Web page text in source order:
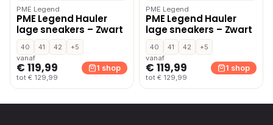
PME Legend
PME Legend Hauler
lage sneakers – Zwart
40 41 42
+5
vanaf
€ 119,99
tot € 129,99
1 shop
PME Legend
PME Legend Hauler
lage sneakers – Zwart
40 41 42
+5
vanaf
€ 119,99
tot € 129,99
1 shop